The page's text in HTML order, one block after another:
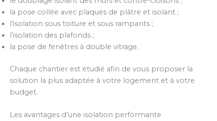
la pose collée avec plaques de plâtre et isolant ;
l’isolation sous toiture et sous rampants ;
l’isolation des plafonds ;
la pose de fenêtres à double vitrage.
Chaque chantier est étudié afin de vous proposer la
solution la plus adaptée à votre logement et à votre
budget.
Les avantages d’une isolation performante